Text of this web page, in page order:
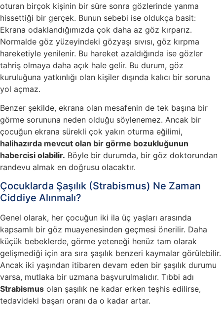
oturan birçok kişinin bir süre sonra gözlerinde yanma
hissettiği bir gerçek. Bunun sebebi ise oldukça basit:
Ekrana odaklandığımızda çok daha az göz kırparız.
Normalde göz yüzeyindeki gözyaşı sıvısı, göz kırpma
hareketiyle yenilenir. Bu hareket azaldığında ise gözler
tahriş olmaya daha açık hale gelir. Bu durum, göz
kuruluğuna yatkınlığı olan kişiler dışında kalıcı bir soruna
yol açmaz.
Benzer şekilde, ekrana olan mesafenin de tek başına bir
görme sorununa neden olduğu söylenemez. Ancak bir
çocuğun ekrana sürekli çok yakın oturma eğilimi,
halihazırda mevcut olan bir görme bozukluğunun
habercisi olabilir. Böyle bir durumda, bir göz doktorundan
randevu almak en doğrusu olacaktır.
Çocuklarda Şaşılık (Strabismus) Ne Zaman
Ciddiye Alınmalı?
Genel olarak, her çocuğun iki ila üç yaşları arasında
kapsamlı bir göz muayenesinden geçmesi önerilir. Daha
küçük bebeklerde, görme yeteneği henüz tam olarak
gelişmediği için ara sıra şaşılık benzeri kaymalar görülebilir.
Ancak iki yaşından itibaren devam eden bir şaşılık durumu
varsa, mutlaka bir uzmana başvurulmalıdır. Tıbbi adı
Strabismus olan şaşılık ne kadar erken teşhis edilirse,
tedavideki başarı oranı da o kadar artar.